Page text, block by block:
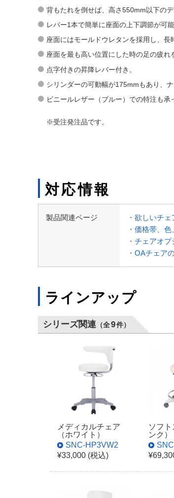
背もたれを倒せば、高さ550mm以下のデ
レバー1本で簡単に座面の上下調節が可能
座面にはモールドウレタンを採用し、長
座面を最も高い位置にした時の足の疲れ
点字付きの昇降レバー付き。
シリンダーの可動幅が175mmもあり、
ビニールレザー（ブルー）での特注も承
※受注発注品です。
対応情報
製品関連ページ
・欲しいチ
・価格帯、
・チェアオ
・OAチェア
ラインアップ
シリーズ関連 （全9件）
メディカルチェア
（ホワイト）
SNC-HP3VW2
¥33,000 (税込)
ソフ
ンク）